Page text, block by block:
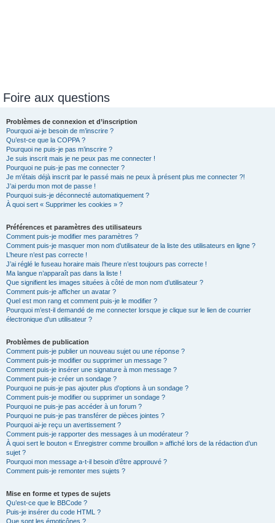
Foire aux questions
Problèmes de connexion et d’inscription
Pourquoi ai-je besoin de m’inscrire ?
Qu’est-ce que la COPPA ?
Pourquoi ne puis-je pas m’inscrire ?
Je suis inscrit mais je ne peux pas me connecter !
Pourquoi ne puis-je pas me connecter ?
Je m’étais déjà inscrit par le passé mais ne peux à présent plus me connecter ?!
J’ai perdu mon mot de passe !
Pourquoi suis-je déconnecté automatiquement ?
À quoi sert « Supprimer les cookies » ?
Préférences et paramètres des utilisateurs
Comment puis-je modifier mes paramètres ?
Comment puis-je masquer mon nom d’utilisateur de la liste des utilisateurs en ligne ?
L’heure n’est pas correcte !
J’ai réglé le fuseau horaire mais l’heure n’est toujours pas correcte !
Ma langue n’apparaît pas dans la liste !
Que signifient les images situées à côté de mon nom d’utilisateur ?
Comment puis-je afficher un avatar ?
Quel est mon rang et comment puis-je le modifier ?
Pourquoi m’est-il demandé de me connecter lorsque je clique sur le lien de courrier
électronique d’un utilisateur ?
Problèmes de publication
Comment puis-je publier un nouveau sujet ou une réponse ?
Comment puis-je modifier ou supprimer un message ?
Comment puis-je insérer une signature à mon message ?
Comment puis-je créer un sondage ?
Pourquoi ne puis-je pas ajouter plus d’options à un sondage ?
Comment puis-je modifier ou supprimer un sondage ?
Pourquoi ne puis-je pas accéder à un forum ?
Pourquoi ne puis-je pas transférer de pièces jointes ?
Pourquoi ai-je reçu un avertissement ?
Comment puis-je rapporter des messages à un modérateur ?
À quoi sert le bouton « Enregistrer comme brouillon » affiché lors de la rédaction d’un
sujet ?
Pourquoi mon message a-t-il besoin d’être approuvé ?
Comment puis-je remonter mes sujets ?
Mise en forme et types de sujets
Qu’est-ce que le BBCode ?
Puis-je insérer du code HTML ?
Que sont les émoticônes ?